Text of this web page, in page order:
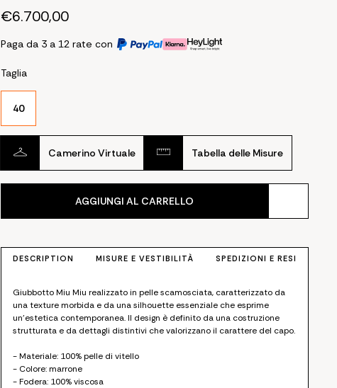
€6.700,00
Paga da 3 a 12 rate con
Taglia
40
Camerino Virtuale Tabella delle Misure
AGGIUNGI AL CARRELLO
DESCRIPTION
Giubbotto Miu Miu realizzato in pelle scamosciata, caratterizzato da
una texture morbida e da una silhouette essenziale che esprime
un'estetica contemporanea. Il design è definito da una costruzione
strutturata e da dettagli distintivi che valorizzano il carattere del capo.
- Materiale: 100% pelle di vitello
- Colore: marrone
- Fodera: 100% viscosa
MISURE E VESTIBILITÀ SPEDIZIONI E RESI